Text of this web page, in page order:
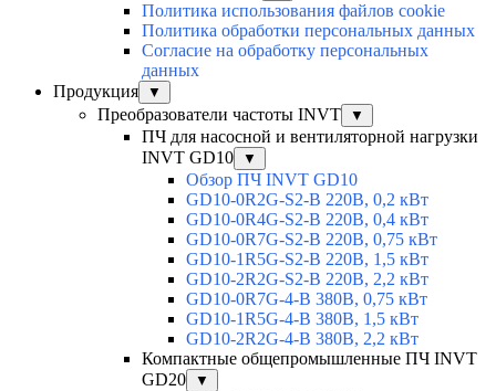
Политика использования файлов cookie
Политика обработки персональных данных
Согласие на обработку персональных
данных
Продукция
▼
Преобразователи частоты INVT ▼
ПЧ для насосной и вентиляторной нагрузки
INVT GD10
▼
Обзор ПЧ INVT GD10
GD10-0R2G-S2-B 220В, 0,2 кВт
GD10-0R4G-S2-B 220В, 0,4 кВт
GD10-0R7G-S2-B 220В, 0,75 кВт
GD10-1R5G-S2-B 220В, 1,5 кВт
GD10-2R2G-S2-B 220В, 2,2 кВт
GD10-0R7G-4-B 380В, 0,75 кВт
GD10-1R5G-4-B 380В, 1,5 кВт
GD10-2R2G-4-B 380В, 2,2 кВт
Компактные общепромышленные ПЧ INVT
GD20
▼